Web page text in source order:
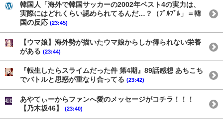
韓国人「海外で韓国サッカーの2002年ベスト4の実力は、
実際にはどれくらい認められてるんだ…？（ﾌﾞﾙﾌﾞﾙ」＝韓
国の反応 (23:45)
【ウマ娘】海外勢が描いたウマ娘からしか得られない栄養
がある (23:44)
『転生したらスライムだった件 第4期』89話感想 あちこち
でバトルと思惑が重なり合ってる (23:42)
あやてぃーからファンへ愛のメッセージがコチラ！！！
【乃木坂46】
(23:40)